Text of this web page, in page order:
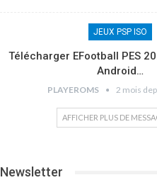
JEUX PSP ISO
Télécharger EFootball PES
Android…
PLAYEROMS 2 mois
AFFICHER PLUS DE
Newsletter